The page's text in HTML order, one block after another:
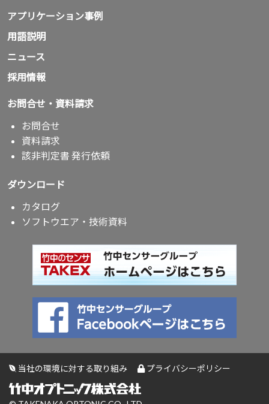
アプリケーション事例
用語説明
ニュース
採用情報
お問合せ・資料請求
お問合せ
資料請求
該非判定書 発行依頼
ダウンロード
カタログ
ソフトウエア・技術資料
当社の環境に対する取り組み プライバシーポリシー